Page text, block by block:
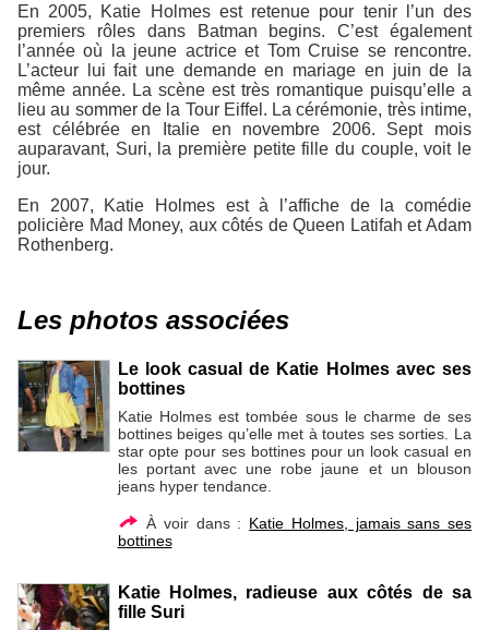
En 2005, Katie Holmes est retenue pour tenir l’un des
premiers rôles dans Batman begins. C’est également
l’année où la jeune actrice et Tom Cruise se rencontre.
L’acteur lui fait une demande en mariage en juin de la
même année. La scène est très romantique puisqu’elle a
lieu au sommer de la Tour Eiffel. La cérémonie, très intime,
est célébrée en Italie en novembre 2006. Sept mois
auparavant, Suri, la première petite fille du couple, voit le
jour.
En 2007, Katie Holmes est à l’affiche de la comédie
policière Mad Money, aux côtés de Queen Latifah et Adam
Rothenberg.
Les photos associées
Le look casual de Katie Holmes avec ses
bottines
Katie Holmes est tombée sous le charme de ses
bottines beiges qu’elle met à toutes ses sorties. La
star opte pour ses bottines pour un look casual en
les portant avec une robe jaune et un blouson
jeans hyper tendance.
À voir dans : Katie Holmes, jamais sans ses
bottines
Katie Holmes, radieuse aux côtés de sa
fille Suri